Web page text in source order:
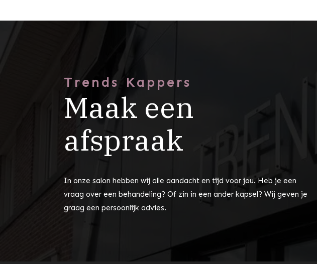
Trends Kappers
Maak een
afspraak
In onze salon hebben wij alle aandacht en tijd voor jou. Heb je een
vraag over een behandeling? Of zin in een ander kapsel? Wij geven je
graag een persoonlijk advies.